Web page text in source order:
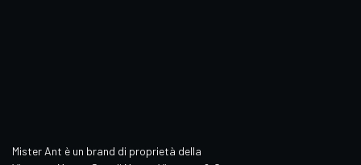
Mister Ant è un brand di proprietà della